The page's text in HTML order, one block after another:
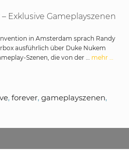
Exklusive Gameplayszenen
in Amsterdam sprach Randy
ausführlich über Duke Nukem
Szenen, die von der … mehr …
, forever, gameplayszenen,